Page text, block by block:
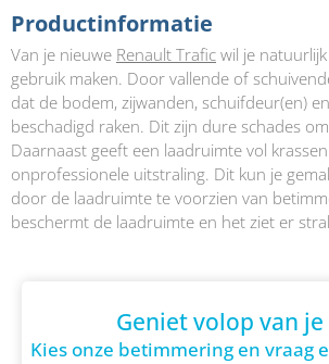
Productinformatie
Van je nieuwe Renault Trafic wil je
gebruik maken. Door vallende of
dat de bodem, zijwanden, schuifdeur(en)
beschadigd raken. Dit zijn dure schades
Daarnaast geeft een laadruimte vol
onprofessionele uitstraling. Dit kun je
door de laadruimte te voorzien van
beschermt de laadruimte en het ziet er
Geniet volop van je
Kies onze betimmering en vraag